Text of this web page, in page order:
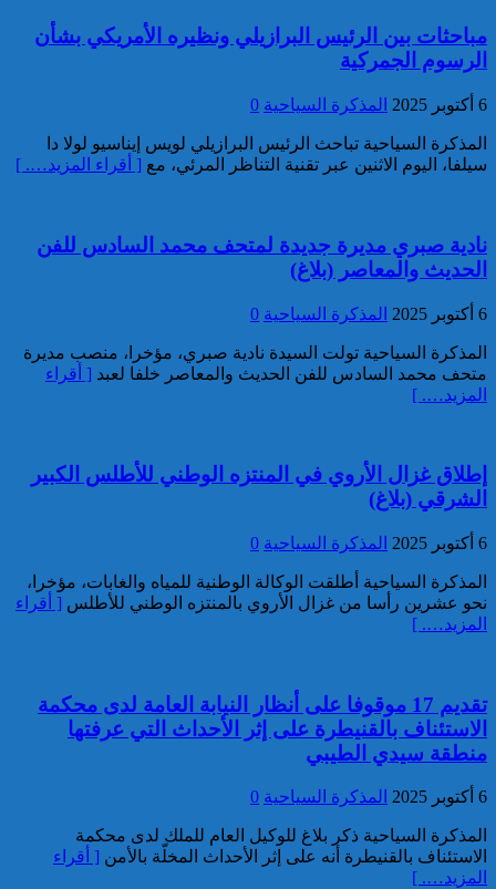
إحصائيات مكافحة الجريمة ..
استمرار ارتفاع معدل الزجر
بالعنف
العامة لدى محكمة الاستئناف
بالقنيطرة على إثر الأحداث التي
عرفتها منطقة سيدي الطيبي
موظف أمن يتقدم بشكاية لدى
الوكيل العام للملك بمحكمة
الاستئناف بالدار البيضاء على
خلفية ادعاءات وهمية وجرائم
مزعومة نسبها له حساب على
شبكات التواصل الاجتماعي
كاريكاتير
كاريكاتير
مباحثات بين الرئيس البرازيلي ونظيره الأمريكي بشأن
الرسوم الجمركية
6 أكتوبر 2025 المذكرة السياحية 0
المذكرة السياحية تباحث الرئيس البرازيلي لويس إيناسيو لولا دا
سيلفا، اليوم الاثنين عبر تقنية التناظر المرئي، مع [ أقراء المزيد…. ]
نادية صبري مديرة جديدة لمتحف محمد السادس للفن
الحديث والمعاصر (بلاغ)
6 أكتوبر 2025 المذكرة السياحية 0
المذكرة السياحية تولت السيدة نادية صبري، مؤخرا، منصب مديرة
متحف محمد السادس للفن الحديث والمعاصر خلفا لعبد [ أقراء
المزيد…. ]
إطلاق غزال الأروي في المنتزه الوطني للأطلس الكبير
الشرقي (بلاغ)
6 أكتوبر 2025 المذكرة السياحية 0
المذكرة السياحية أطلقت الوكالة الوطنية للمياه والغابات، مؤخرا،
نحو عشرين رأسا من غزال الأروي بالمنتزه الوطني للأطلس [ أقراء
المزيد…. ]
تقديم 17 موقوفا على أنظار النيابة العامة لدى محكمة
الاستئناف بالقنيطرة على إثر الأحداث التي عرفتها
منطقة سيدي الطيبي
6 أكتوبر 2025 المذكرة السياحية 0
المذكرة السياحية ذكر بلاغ للوكيل العام للملك لدى محكمة
الاستئناف بالقنيطرة أنه على إثر الأحداث المخلّة بالأمن [ أقراء
المزيد…. ]